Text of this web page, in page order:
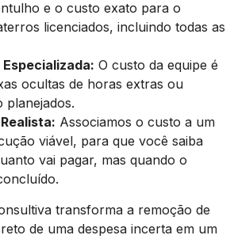
e o custo exato para o
licenciados, incluindo todas as
O custo da equipe é
ocultas de horas extras ou
planejados.
Associamos o custo a um
viável, para que você saiba
vai pagar, mas quando o
transforma a remoção de
de uma despesa incerta em um